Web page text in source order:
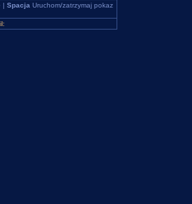
| Spacja Uruchom/zatrzymaj pokaz